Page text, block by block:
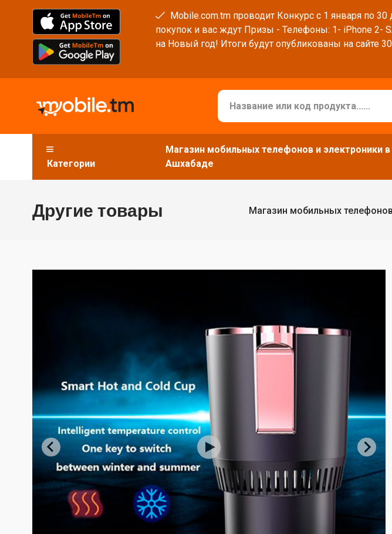
Mobile.com.tm проводит Конкурс с 1 января по
покупок и вас ждут Призы - Телефоны: 1- iPhone 2-
на Новый год! Итоги будут опубликованы на сайте
Категории
Магазин мобильных телефонов и электроники в
Ашхабаде
Другие товары Магазин мобильных